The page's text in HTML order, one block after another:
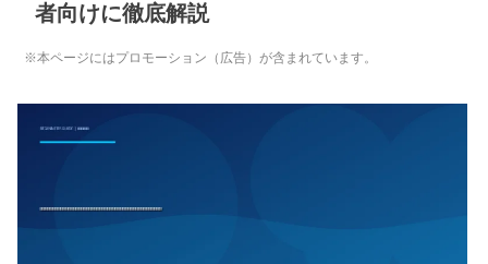
者向けに徹底解説
※本ページにはプロモーション（広告）が含まれています。